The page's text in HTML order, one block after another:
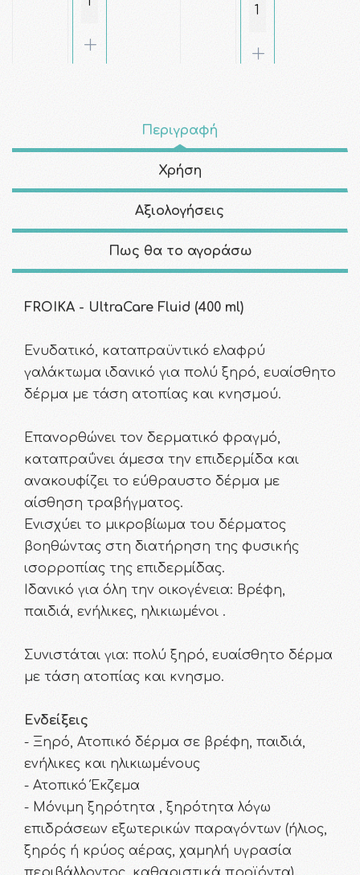
Περιγραφή
Χρήση
Αξιολογήσεις
Πως θα το αγοράσω
FROIKA - UltraCare Fluid (400 ml)
Ενυδατικό, καταπραϋντικό ελαφρύ
γαλάκτωμα ιδανικό για πολύ ξηρό, ευαίσθητο
δέρμα με τάση ατοπίας και κνησμού.
Επανορθώνει τον δερματικό φραγμό,
καταπραΰνει άμεσα την επιδερμίδα και
ανακουφίζει το εύθραυστο δέρμα με
αίσθηση τραβήγματος.
Ενισχύει το μικροβίωμα του δέρματος
βοηθώντας στη διατήρηση της φυσικής
ισορροπίας της επιδερμίδας.
Ιδανικό για όλη την οικογένεια: Βρέφη,
παιδιά, ενήλικες, ηλικιωμένοι .
Συνιστάται για: πολύ ξηρό, ευαίσθητο δέρμα
με τάση ατοπίας και κνησμο.
Ενδείξεις
- Ξηρό, Ατοπικό δέρμα σε βρέφη, παιδιά,
ενήλικες και ηλικιωμένους
- Ατοπικό Έκζεμα
- Μόνιμη ξηρότητα , ξηρότητα λόγω
επιδράσεων εξωτερικών παραγόντων (ήλιος,
ξηρός ή κρύος αέρας, χαμηλή υγρασία